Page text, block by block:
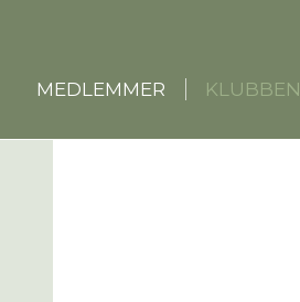
MEDLEMMER KLUBBEN